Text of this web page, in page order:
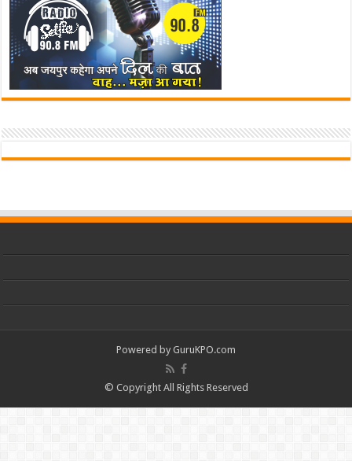
Powered by GuruKPO.com
© Copyright All Rights Reserved